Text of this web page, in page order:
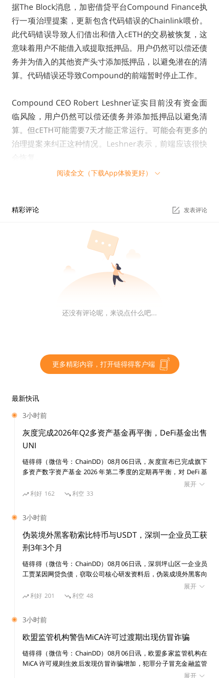
据The Block消息，加密借贷平台Compound Finance执
行一项治理提案，更新包含代码错误的Chainlink喂价。
此代码错误导致人们借出和借入cETH的交易被恢复，这
意味着用户不能借入或提取抵押品。用户仍然可以偿还债
务并为借入的其他资产头寸添加抵押品，以避免潜在的清
算。代码错误还导致Compound的前端暂时停止工作。
Compound CEO Robert Leshner证实目前没有资金面
临风险，用户仍然可以偿还债务并添加抵押品以避免清
算。但cETH可能需要7天才能正常运行。可能会有更多的
治理提案来纠正这种情况。Leshner表示，前端应该很快
币圈动态
Moonbirds母公司PROOF完成5000万美元融资，
计划推出代币和新NFT系列
NFT系列Moonbirds母公司PROOF完成5000万美元A轮
DAO、SV Angel、VaynerFund和Seven Seven Six等参
系列Moonbirds Mythics（计划2023年初推出）。PRO
OF还透露推出PROOF代币的早期计划，更多细节预计在
据悉，PROOF是Moonbirds和Oddities背后的组织，由
连续创业者Kevin Rose创立。本月早些时候，Rose宣布
Moonbirds和Oddities已转为CC0模式。据此前报道，今
年4月，PROOF宣布完成1000万美元融资，Seven Seven
Six领投，True Ventures参投。
据Watcher.Guru发推称，美国参议员Ted Cruz 表示，德
州将继续成为加密技术创新的中心。据悉，美国多家加密
韩国央行：韩国需要将对IC0的政策从禁止变为监
关于韩国金融监管机构金融服务委员会于2017年禁止当
地加密公司进行IC0的禁令，韩国央行目前主张改为进行
监管而不是禁止它们，像Terra这样的国内公司通过在海
阅读全文（下载App体验更好）
精彩评论 发表评论
还没有评论呢，来说点什么吧...
更多精彩内容，打开链得得客户端
最新快讯
3小时前
灰度完成2026年Q2多资产基金再平衡，DeFi基金出售
UNI
链得得（微信号：ChainDD）08月06日讯，灰度宣布已完成旗下
多资产数字资产基金 2026 年第二季度的定期再平衡，对 DeFi 基
金、智能合约基金和去中心化 AI 基金的资产权重进行调整。其
中，DeFi 基金 DEFG Fund 出售 Uniswap（UNI），并将所得资金
仓包括 UNI 34.16%、Ondo（ONDO）25.44%、Aave（AAVE）
19.97%、Ethena（ENA）12.19%、Curve DAO Token（CRV）
4.42%、Lido DAO（LDO）3.82%。
展开
利好 162 利空 33
3小时前
伪装境外黑客勒索比特币与USDT，深圳一企业员工获
刑3年3个月
链得得（微信号：ChainDD）08月06日讯，深圳坪山区一企业员
工贾某因网贷负债，窃取公司核心研发资料后，伪装成境外黑客向
企业发送勒索邮件，先后索要 0.88 枚比特币、0.8 枚比特币及 9 万
枚 USDT 作为赎金。企业未支付赎金并报警，贾某最终因敲诈勒索
理过程中，检察机关认定，比特币、泰达币虽非法定货币，但属于
具有财产价值的虚拟资产，涉案虚拟货币价值 63 万余元，可作为
犯罪数额认定依据。
展开
利好 201 利空 48
3小时前
欧盟监管机构警告MiCA许可过渡期出现仿冒诈骗
链得得（微信号：ChainDD）08月06日讯，欧盟多家监管机构在
MiCA 许可规则生效后发现仿冒诈骗增加，犯罪分子冒充金融监管
机构和加密企业，针对未能取得欧盟许可的加密服务商客户，通过
展开